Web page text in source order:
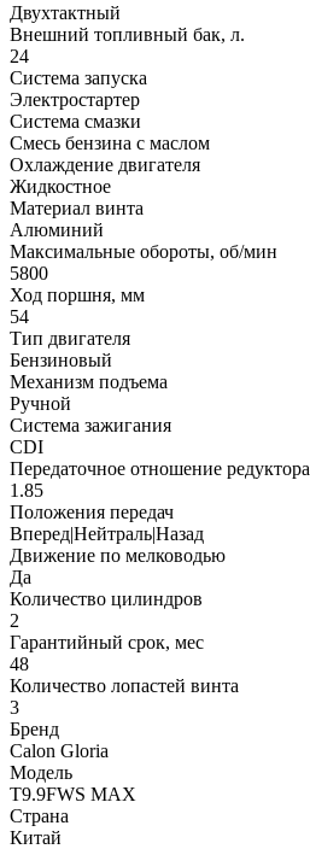
Двухтактный
Внешний топливный бак, л.
24
Система запуска
Электростартер
Система смазки
Смесь бензина с маслом
Охлаждение двигателя
Жидкостное
Материал винта
Алюминий
Максимальные обороты, об/мин
5800
Ход поршня, мм
54
Тип двигателя
Бензиновый
Механизм подъема
Ручной
Система зажигания
CDI
Передаточное отношение редуктора
1.85
Положения передач
Вперед|Нейтраль|Назад
Движение по мелководью
Да
Количество цилиндров
2
Гарантийный срок, мес
48
Количество лопастей винта
3
Бренд
Calon Gloria
Модель
T9.9FWS MAX
Страна
Китай